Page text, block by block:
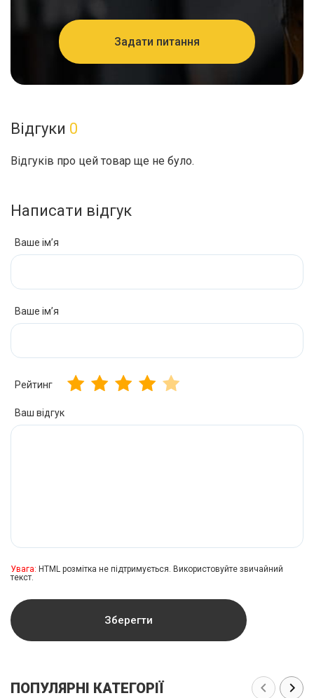
Задати питання
Відгуки 0
Відгуків про цей товар ще не було.
Написати відгук
Ваше ім’я
Ваше ім’я
Рейтинг
Ваш відгук
Увага: HTML розмітка не підтримується. Використовуйте звичайний
текст.
Зберегти
ПОПУЛЯРНІ КАТЕГОРІЇ